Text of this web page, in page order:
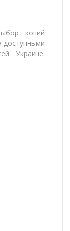
копий
доступными
Украине.